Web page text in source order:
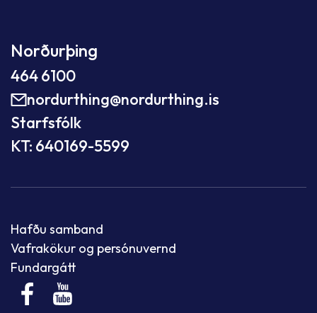
Norðurþing
464 6100
nordurthing@nordurthing.is
Starfsfólk
KT: 640169-5599
Hafðu samband
Vafrakökur og persónuvernd
Fundargátt